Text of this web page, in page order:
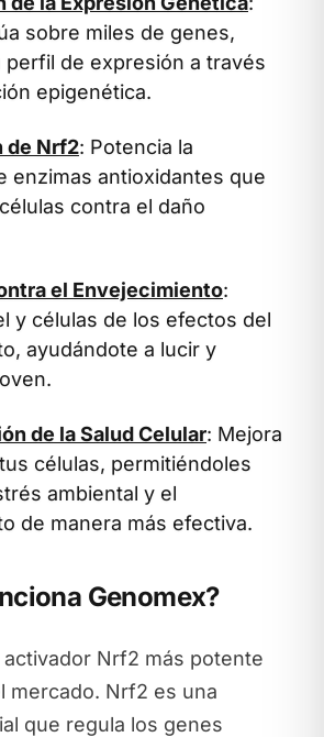
sobre miles de genes,
perfil de expresión a través
epigenética.
de Nrf2: Potencia la
enzimas antioxidantes que
contra el daño
el Envejecimiento:
y células de los efectos del
ayudándote a lucir y
de la Salud Celular: Mejora
células, permitiéndoles
ambiental y el
de manera más efectiva.
Genomex?
Nrf2 más potente
mercado. Nrf2 es una
que regula los genes